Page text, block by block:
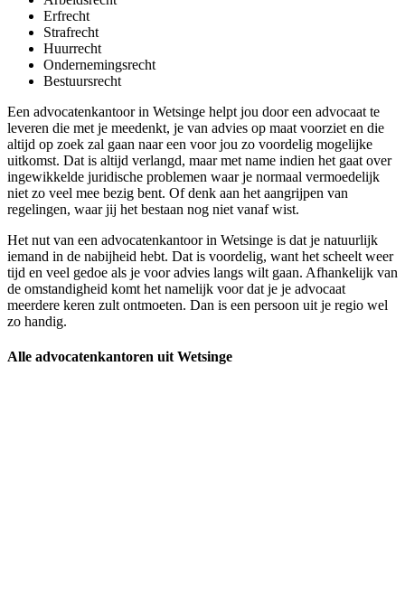
Erfrecht
Strafrecht
Huurrecht
Ondernemingsrecht
Bestuursrecht
Een advocatenkantoor in Wetsinge helpt jou door een advocaat te
leveren die met je meedenkt, je van advies op maat voorziet en die
altijd op zoek zal gaan naar een voor jou zo voordelig mogelijke
uitkomst. Dat is altijd verlangd, maar met name indien het gaat over
ingewikkelde juridische problemen waar je normaal vermoedelijk
niet zo veel mee bezig bent. Of denk aan het aangrijpen van
regelingen, waar jij het bestaan nog niet vanaf wist.
Het nut van een advocatenkantoor in Wetsinge is dat je natuurlijk
iemand in de nabijheid hebt. Dat is voordelig, want het scheelt weer
tijd en veel gedoe als je voor advies langs wilt gaan. Afhankelijk van
de omstandigheid komt het namelijk voor dat je je advocaat
meerdere keren zult ontmoeten. Dan is een persoon uit je regio wel
zo handig.
Alle advocatenkantoren uit Wetsinge